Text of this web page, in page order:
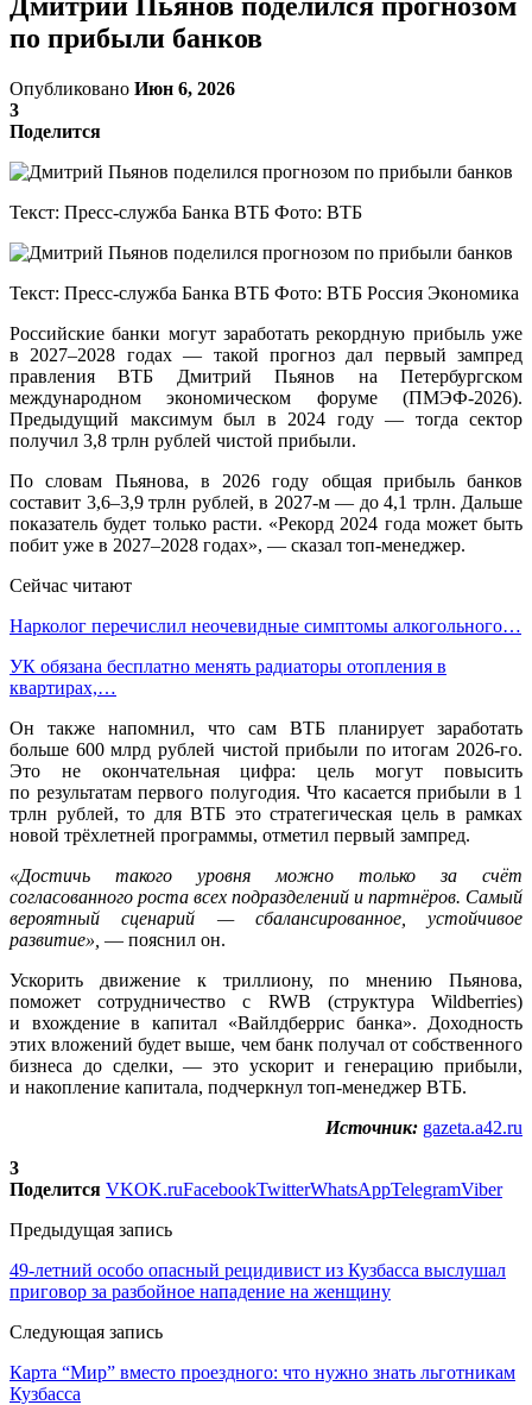
по прибыли банков
Опубликовано Июн 6, 2026
3
Поделится
Текст: Пресс-служба Банка ВТБ Фото: ВТБ
Текст: Пресс-служба Банка ВТБ Фото: ВТБ Россия Экономика
Российские банки могут заработать рекордную прибыль уже
в 2027–2028 годах — такой прогноз дал первый зампред
правления ВТБ Дмитрий Пьянов на Петербургском
международном экономическом форуме (ПМЭФ-2026).
Предыдущий максимум был в 2024 году — тогда сектор
получил 3,8 трлн рублей чистой прибыли.
По словам Пьянова, в 2026 году общая прибыль банков
составит 3,6–3,9 трлн рублей, в 2027-м — до 4,1 трлн. Дальше
показатель будет только расти. «Рекорд 2024 года может быть
побит уже в 2027–2028 годах», — сказал топ-менеджер.
Сейчас читают
Нарколог перечислил неочевидные симптомы алкогольного…
УК обязана бесплатно менять радиаторы отопления в
квартирах,…
Он также напомнил, что сам ВТБ планирует заработать
больше 600 млрд рублей чистой прибыли по итогам 2026-го.
Это не окончательная цифра: цель могут повысить
по результатам первого полугодия. Что касается прибыли в 1
трлн рублей, то для ВТБ это стратегическая цель в рамках
новой трёхлетней программы, отметил первый зампред.
«Достичь такого уровня можно только за счёт
согласованного роста всех подразделений и партнёров. Самый
вероятный сценарий — сбалансированное, устойчивое
развитие», — пояснил он.
Ускорить движение к триллиону, по мнению Пьянова,
поможет сотрудничество с RWB (структура Wildberries)
и вхождение в капитал «Вайлдберрис банка». Доходность
этих вложений будет выше, чем банк получал от собственного
бизнеса до сделки, — это ускорит и генерацию прибыли,
и накопление капитала, подчеркнул топ-менеджер ВТБ.
Источник: gazeta.a42.ru
3
Поделится VKOK.ruFacebookTwitterWhatsAppTelegramViber
Предыдущая запись
49-летний особо опасный рецидивист из Кузбасса выслушал
приговор за разбойное нападение на женщину
Следующая запись
Карта “Мир” вместо проездного: что нужно знать льготникам
Кузбасса